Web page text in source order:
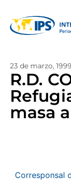
23 de marzo, 1999
R.D.
masa
Corresponsal